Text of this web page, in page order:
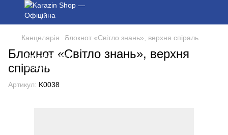
Канцелярія Блокнот «Світло знань», верхня спіраль
Блокнот «Світло знань», верхня
спіраль
Артикул: K0038